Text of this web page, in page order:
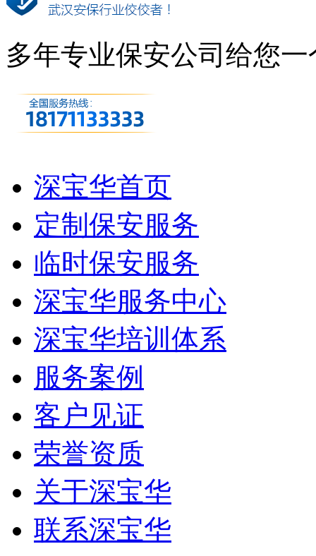
多年专业保安公司 给您一
深宝华首页
定制保安服务
临时保安服务
深宝华服务中心
深宝华培训体系
服务案例
客户见证
荣誉资质
关于深宝华
联系深宝华